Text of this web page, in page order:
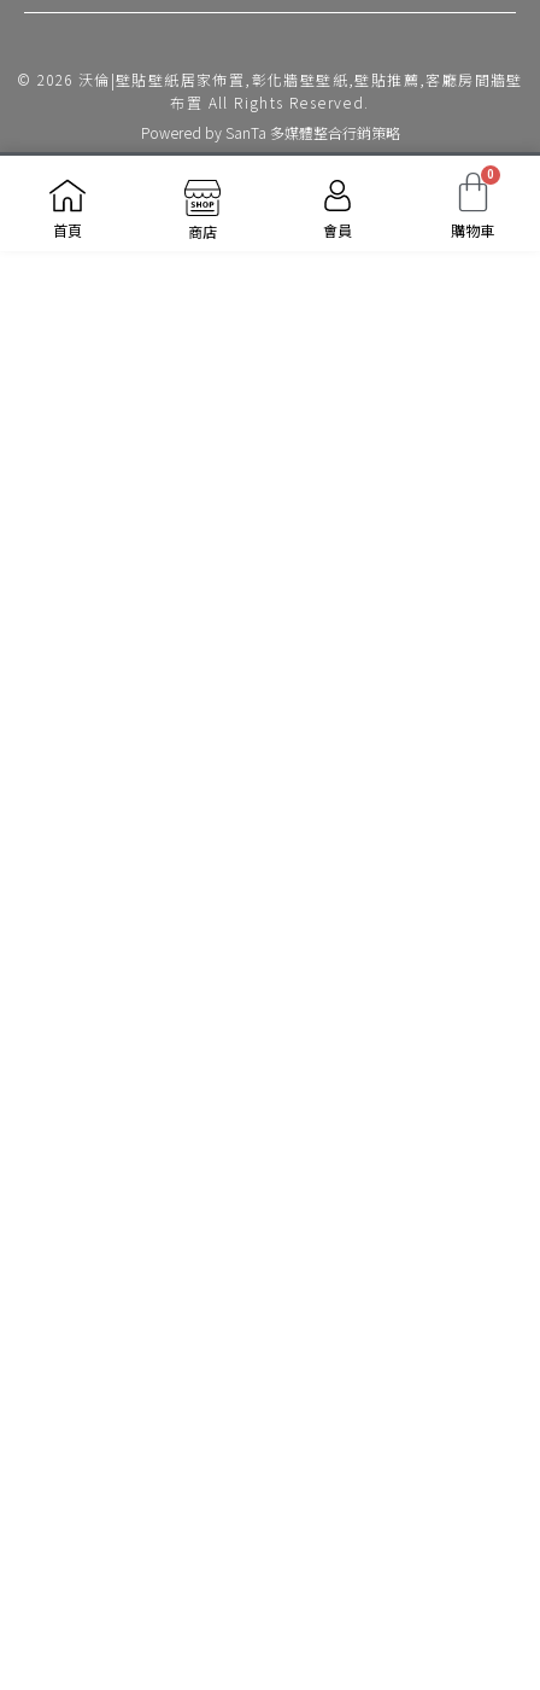
© 2026 沃倫|壁貼壁紙居家佈置,彰化牆壁壁紙,壁貼推薦,客廳房間牆壁
布置 All Rights Reserved.
Powered by SanTa 多媒體整合行銷策略
首頁 商店 會員
0
購物車